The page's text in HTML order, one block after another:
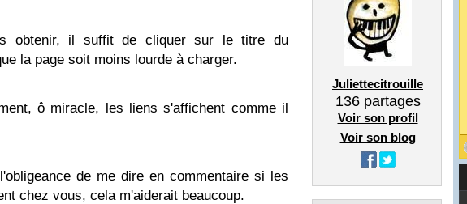
obtenir, il suffit de cliquer sur le titre du
la page soit moins lourde à charger.
ô miracle, les liens s'affichent comme il
de me dire en commentaire si les
chez vous, cela m'aiderait beaucoup.
Juliettecitrouille
136partages
Voir son profil
Voir son blog